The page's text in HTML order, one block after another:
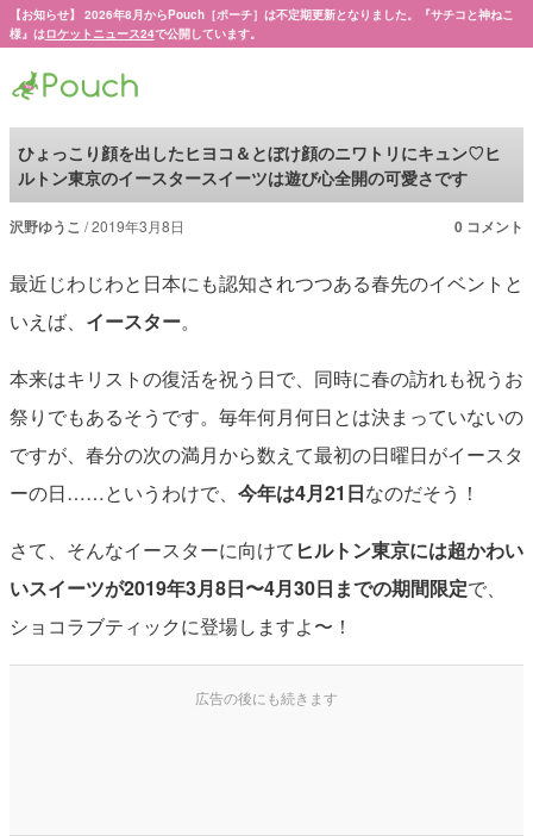
【お知らせ】 2026年8月からPouch［ポーチ］は不定期更新となりました。『サチコと神ねこ
様』はロケットニュース24で公開しています。
ひょっこり顔を出したヒヨコ＆とぼけ顔のニワトリにキュン♡ヒ
ルトン東京のイースタースイーツは遊び心全開の可愛さです
沢野ゆうこ 2019年3月8日 0 コメント
最近じわじわと日本にも認知されつつある春先のイベントと
いえば、 イースター。
本来はキリストの復活を祝う日で、同時に春の訪れも祝うお
祭りでもあるそうです。毎年何月何日とは決まっていないの
ですが、春分の次の満月から数えて最初の日曜日がイースタ
ーの日……というわけで、 今年は4月21日なのだそう！
さて、そんなイースターに向けて ヒルトン東京には超かわい
いスイーツが2019年3月8日〜4月30日までの期間限定で、
ショコラブティックに登場しますよ〜！